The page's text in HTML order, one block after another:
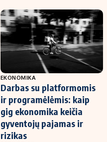
EKONOMIKA
Darbas su platformomis
ir programėlėmis: kaip
gig ekonomika keičia
gyventojų pajamas ir
rizikas